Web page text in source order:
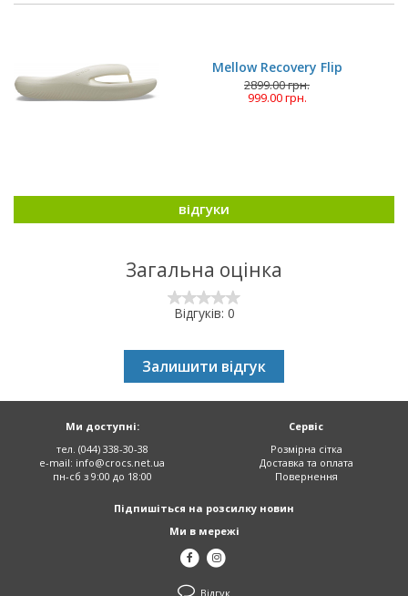
Mellow Recovery Flip
2899.00 грн.
999.00 грн.
відгуки
Загальна оцінка
Відгуків: 0
Залишити відгук
Сервіс
Розмірна сітка
Доставка та оплата
Повернення
Ми доступні:
тел. (044) 338-30-38
e-mail: info@crocs.net.ua
пн-сб з 9:00 до 18:00
Підпишіться на розсилку новин
Ми в мережі
Відгук